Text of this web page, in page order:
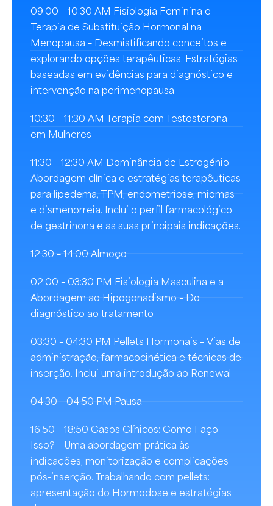
09:00 – 10:30 AM Fisiologia Feminina e
Terapia de Substituição Hormonal na
Menopausa – Desmistificando conceitos e
explorando opções terapêuticas. Estratégias
baseadas em evidências para diagnóstico e
intervenção na perimenopausa
10:30 – 11:30 AM Terapia com Testosterona
em Mulheres
11:30 – 12:30 AM Dominância de Estrogénio –
Abordagem clínica e estratégias terapêuticas
para lipedema, TPM, endometriose, miomas
e dismenorreia. Inclui o perfil farmacológico
de gestrinona e as suas principais indicações.
12:30 – 14:00 Almoço
02:00 – 03:30 PM Fisiologia Masculina e a
Abordagem ao Hipogonadismo – Do
diagnóstico ao tratamento
03:30 – 04:30 PM Pellets Hormonais – Vias de
administração, farmacocinética e técnicas de
inserção. Inclui uma introdução ao Renewal
04:30 – 04:50 PM Pausa
16:50 – 18:50 Casos Clínicos: Como Faço
Isso? – Uma abordagem prática às
indicações, monitorização e complicações
pós-inserção. Trabalhando com pellets:
apresentação do Hormodose e estratégias